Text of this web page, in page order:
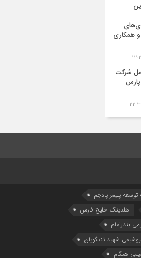
همکاری
شرکت
پلیمر پادجم
هلدینگ خلیج فارس
بندرامام
شهید تندگویان
هنگام